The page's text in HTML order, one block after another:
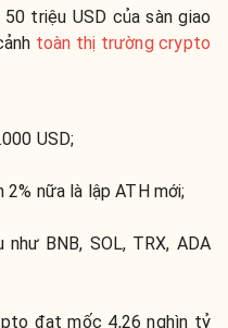
triệu USD của sàn giao
toàn thị trường crypto
USD;
2% nữa là lập ATH mới;
BNB, SOL, TRX, ADA
đạt mốc 4,26 nghìn tỷ